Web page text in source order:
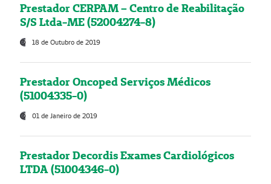
Prestador CERPAM – Centro de Reabilitação
S/S Ltda-ME (52004274-8)
18 de Outubro de 2019
Prestador Oncoped Serviços Médicos
(51004335-0)
01 de Janeiro de 2019
Prestador Decordis Exames Cardiológicos
LTDA (51004346-0)